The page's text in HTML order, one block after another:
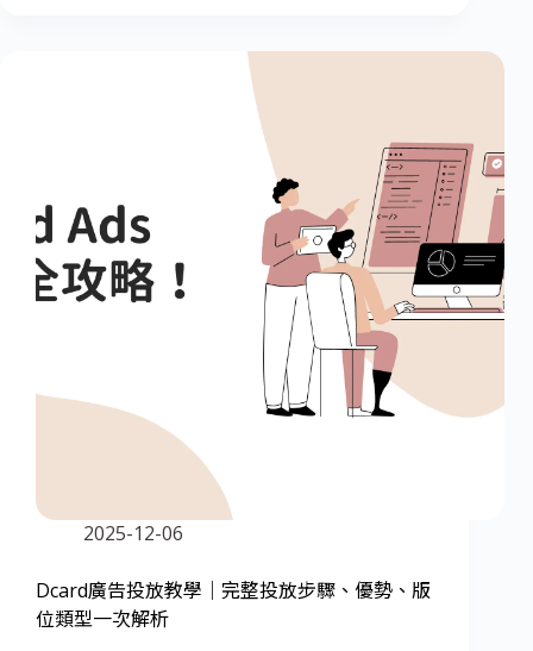
2025-12-06
Dcard廣告投放教學｜完整投放步驟、優勢、版
位類型一次解析